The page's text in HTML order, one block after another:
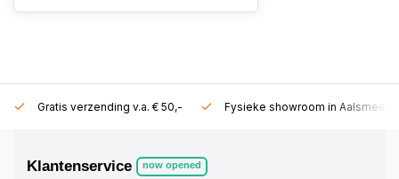
Gratis verzending v.a. € 50,- Fysieke showroom in Aalsmeer!
Klantenservice now opened